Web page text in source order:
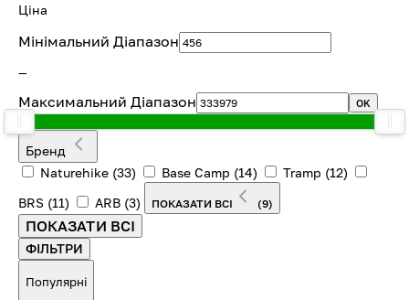
Ціна
Мінімальний Діапазон
—
Максимальний Діапазон OK
Бренд
Naturehike (33) Base Camp (14) Tramp (12)
BRS (11) ARB (3) ПОКАЗАТИ ВСІ (9)
ПОКАЗАТИ ВСІ
ФІЛЬТРИ
Популярні